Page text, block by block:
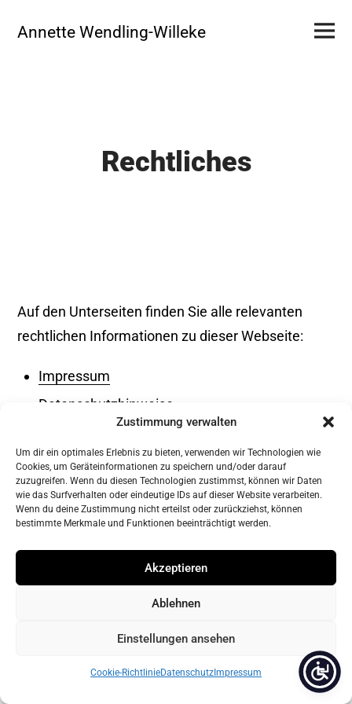
Zustimmung verwalten
Um dir ein optimales Erlebnis zu bieten, verwenden wir Technologien wie
Cookies, um Geräteinformationen zu speichern und/oder darauf
zuzugreifen. Wenn du diesen Technologien zustimmst, können wir Daten
wie das Surfverhalten oder eindeutige IDs auf dieser Website verarbeiten.
Wenn du deine Zustimmung nicht erteilst oder zurückziehst, können
bestimmte Merkmale und Funktionen beeinträchtigt werden.
Akzeptieren
Ablehnen
Einstellungen ansehen
Cookie-RichtlinieDatenschutz Impressum
content
Annette Wendling-Willeke
Menu
Rechtliches
Auf den Unterseiten finden Sie alle relevanten
rechtlichen Informationen zu dieser Webseite:
Impressum
Datenschutzhinweise
theme byDinevThemes